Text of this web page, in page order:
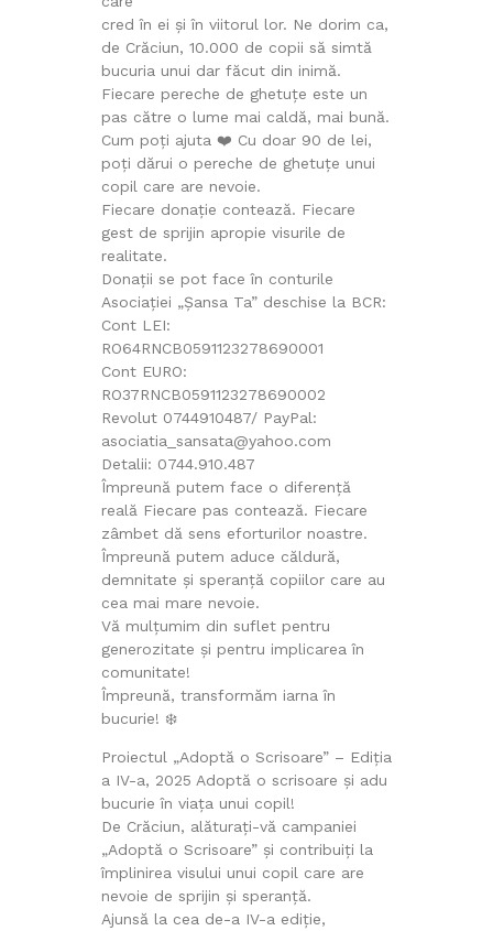
cred în ei și în viitorul lor. Ne dorim ca,
de Crăciun, 10.000 de copii să simtă
bucuria unui dar făcut din inimă.
Fiecare pereche de ghetuțe este un
pas către o lume mai caldă, mai bună.
Cum poți ajuta ❤️ Cu doar 90 de lei,
poți dărui o pereche de ghetuțe unui
copil care are nevoie.
Fiecare donație contează. Fiecare
gest de sprijin apropie visurile de
realitate.
Donații se pot face în conturile
Asociației „Șansa Ta” deschise la BCR:
Cont LEI:
RO64RNCB0591123278690001
Cont EURO:
RO37RNCB0591123278690002
Revolut 0744910487/ PayPal:
asociatia_sansata@yahoo.com
Detalii: 0744.910.487
Împreună putem face o diferență
reală Fiecare pas contează. Fiecare
zâmbet dă sens eforturilor noastre.
Împreună putem aduce căldură,
demnitate și speranță copiilor care au
cea mai mare nevoie.
Vă mulțumim din suflet pentru
generozitate și pentru implicarea în
comunitate!
Împreună, transformăm iarna în
bucurie! ❄️
Proiectul „Adoptă o Scrisoare” – Ediția
a IV-a, 2025 Adoptă o scrisoare și adu
bucurie în viața unui copil!
De Crăciun, alăturați-vă campaniei
„Adoptă o Scrisoare” și contribuiți la
împlinirea visului unui copil care are
nevoie de sprijin și speranță.
Ajunsă la cea de-a IV-a ediție,